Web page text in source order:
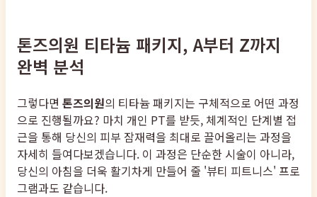
톤즈의원 티타늄 패키지, A부터 Z까지
완벽 분석
그렇다면 톤즈의원의 티타늄 패키지는 구체적으로 어떤 과정
으로 진행될까요? 마치 개인 PT를 받듯, 체계적인 단계별 접
근을 통해 당신의 피부 잠재력을 최대로 끌어올리는 과정을
자세히 들여다보겠습니다. 이 과정은 단순한 시술이 아니라,
당신의 아침을 더욱 활기차게 만들어 줄 '뷰티 피트니스' 프로
그램과도 같습니다.